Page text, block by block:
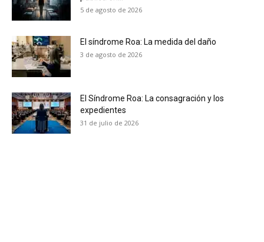
5 de agosto de 2026
El síndrome Roa: La medida del daño
3 de agosto de 2026
El Síndrome Roa: La consagración y los
expedientes
31 de julio de 2026